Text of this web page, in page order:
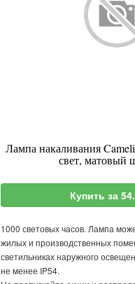
Лампа накаливания
свет, матовый
Купить за
1000 световых часов. Лампа
жилых и производственных
светильниках наружного
не менее IP54.